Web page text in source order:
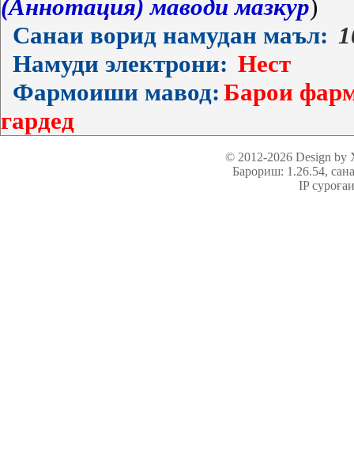
(Аннотация) маводи мазкур)
Санаи ворид намудан маъл:
Намуди электрони: Нест
Фармоиши мавод: Барои
гардед
© 2012-2026 Design
Барориш: 1.26.54,
IP